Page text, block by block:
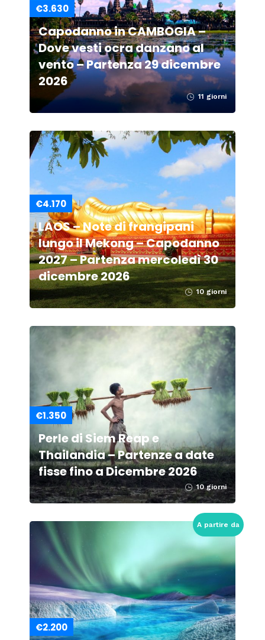
€3.630
Capodanno in CAMBOGIA –
Dove vesti ocra danzano al
vento – Partenza 29 dicembre
2026
11 giorni
€4.170
LAOS – Note di frangipani
lungo il Mekong – Capodanno
2027 – Partenza mercoledì 30
dicembre 2026
10 giorni
€1.350
Perle di Siem Reap e
Thailandia – Partenze a date
fisse fino a Dicembre 2026
10 giorni
A partire da
€2.200